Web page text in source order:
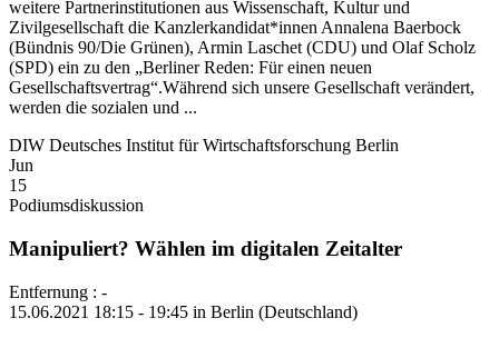
weitere Partnerinstitutionen aus Wissenschaft, Kultur und
Zivilgesellschaft die Kanzlerkandidat*innen Annalena Baerbock
(Bündnis 90/Die Grünen), Armin Laschet (CDU) und Olaf Scholz
(SPD) ein zu den „Berliner Reden: Für einen neuen
Gesellschaftsvertrag“.Während sich unsere Gesellschaft verändert,
werden die sozialen und ...
DIW Deutsches Institut für Wirtschaftsforschung Berlin
Jun
15
Podiumsdiskussion
Manipuliert? Wählen im digitalen Zeitalter
Entfernung : -
15.06.2021 18:15 - 19:45 in Berlin (Deutschland)